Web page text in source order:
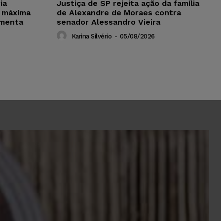
Justiça de SP rejeita ação da família
de Alexandre de Moraes contra
senador Alessandro Vieira
Karina Silvério - 05/08/2026